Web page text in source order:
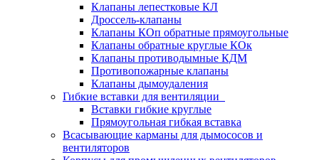
Клапаны лепестковые КЛ
Дроссель-клапаны
Клапаны КОп обратные прямоугольные
Клапаны обратные круглые КОк
Клапаны противодымные КДМ
Противопожарные клапаны
Клапаны дымоудаления
Гибкие вставки для вентиляции
Вставки гибкие круглые
Прямоугольная гибкая вставка
Всасывающие карманы для дымососов и
вентиляторов